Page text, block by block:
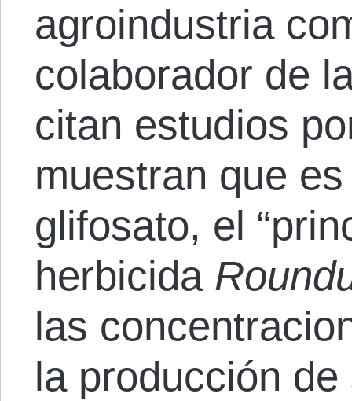
agroindustria
colaborador de
citan estudios
muestran que
glifosato, el
herbicida
las
la producción